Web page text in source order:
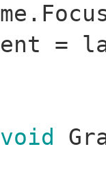
=
void